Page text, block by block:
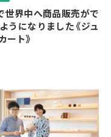
世界中へ商品販売がで
うになりました《ジュ
ート》